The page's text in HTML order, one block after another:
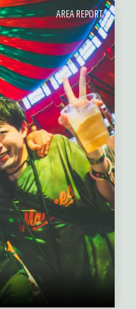
AREA REPORT